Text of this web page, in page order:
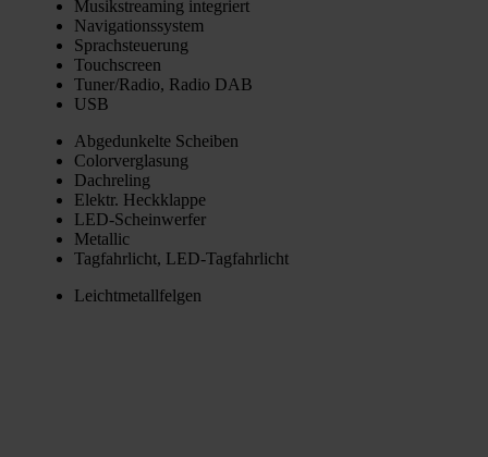
Musik­strea­ming inte­griert
Navi­ga­ti­ons­sys­tem
Sprach­steue­rung
Touch­screen
Tuner/Radio, Radio DAB
USB
Abge­dun­kel­te Schei­ben
Color­ver­gla­sung
Dach­re­ling
Elektr. Heck­klap­pe
LED-Schein­wer­fer
Metal­lic
Tag­fahr­licht, LED-Tag­fahr­licht
Leicht­me­tall­fel­gen